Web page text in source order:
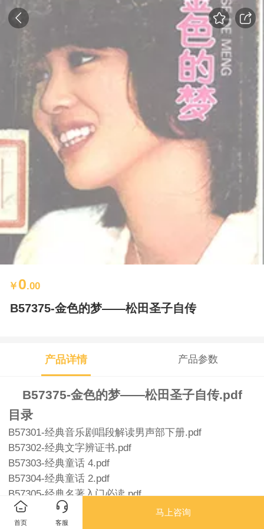
￥ 0.00
B57375-金色的梦——松田圣子自传
产品详情 产品参数
B57375-金色的梦——松田圣子自传.pdf
目录
B57301-经典音乐剧唱段解读男声部下册.pdf
B57302-经典文字辨证书.pdf
B57303-经典童话 4.pdf
B57304-经典童话 2.pdf
B57305-经典名著入门必读.pdf
B57306-经典家训新读.pdf
B57307-经典古诗.pdf
首页 客服
马上咨询